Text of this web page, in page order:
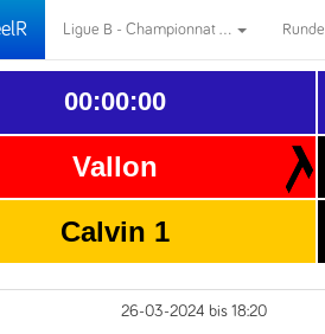
Ligue B - Championnat ... Runde
00:00:00
Vallon
Calvin 1
26-03-2024 bis 18:20